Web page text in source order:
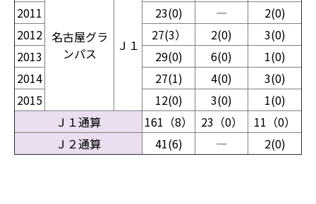
名古屋グラ
ンパス
Ｊ１
2011
23(0) ―
2(0)
2012
27(3） 2(0)
3(0)
2013
29(0) 6(0)
1(0)
2014
27(1) 4(0)
3(0)
2015
12(0) 3(0)
1(0)
Ｊ１通算
161（8） 23（0）
11（0）
Ｊ２通算
41(6) ― 2(0)